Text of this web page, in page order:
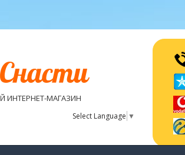
Снасти
ИНТЕРНЕТ-МАГАЗИН
Select Language ▼